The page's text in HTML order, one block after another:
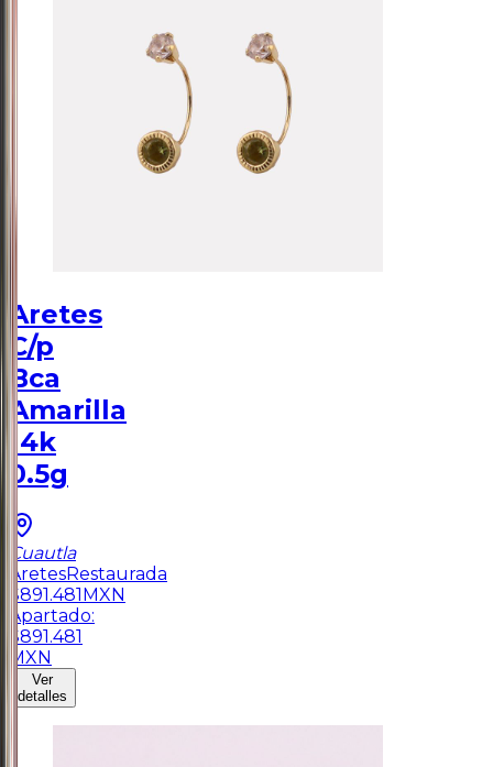
Aretes
C/p
Bca
Amarilla
14k
0.5g
Cuautla
AretesRestaurada
$891.481MXN
Apartado:
$891.481
MXN
Ver
detalles